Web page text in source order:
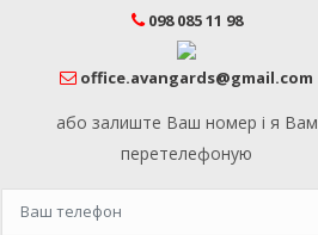
098 085 11 98
office.avangards@gmail.com
або залиште Ваш номер і я Вам
перетелефоную